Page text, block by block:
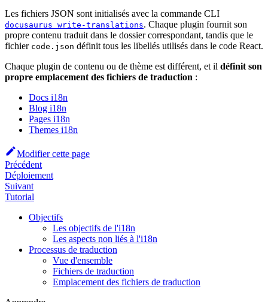
Les fichiers JSON sont initialisés avec la commande CLI
docusaurus write-translations. Chaque plugin fournit son
propre contenu traduit dans le dossier correspondant, tandis que le
fichier code.json définit tous les libellés utilisés dans le code React.
Chaque plugin de contenu ou de thème est différent, et il définit son
propre emplacement des fichiers de traduction :
Docs i18n
Blog i18n
Pages i18n
Themes i18n
Modifier cette page
Précédent
Déploiement
Suivant
Tutorial
Objectifs
Les objectifs de l'i18n
Les aspects non liés à l'i18n
Processus de traduction
Vue d'ensemble
Fichiers de traduction
Emplacement des fichiers de traduction